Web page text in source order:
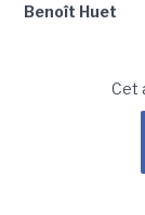
Benoît Huet
Cet